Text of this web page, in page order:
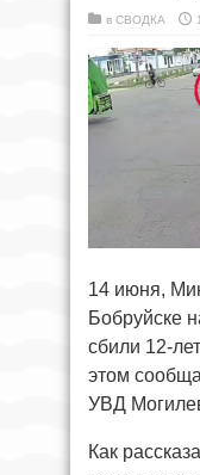
в СВОДКА
14 июня,
Бобруйске
сбили 12-
этом
УВД
Как